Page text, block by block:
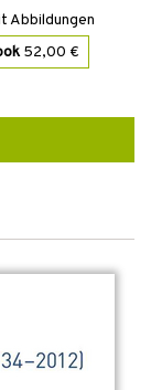
Abbildungen
52,00 €